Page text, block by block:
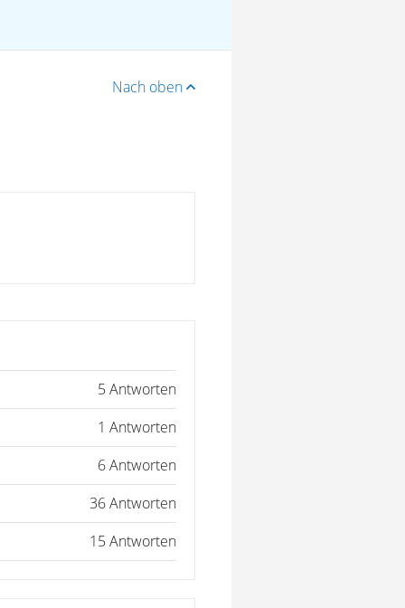
Nach oben
5 Antworten
1 Antworten
6 Antworten
36 Antworten
15 Antworten